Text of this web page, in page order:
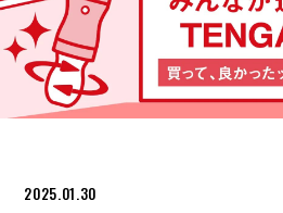
2025.01.30